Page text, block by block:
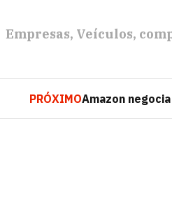
Empresas Veículos
PRÓXIMOAmazon